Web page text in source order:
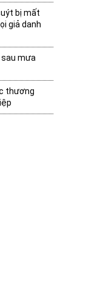
bị mất
giả danh
sau mưa
thương